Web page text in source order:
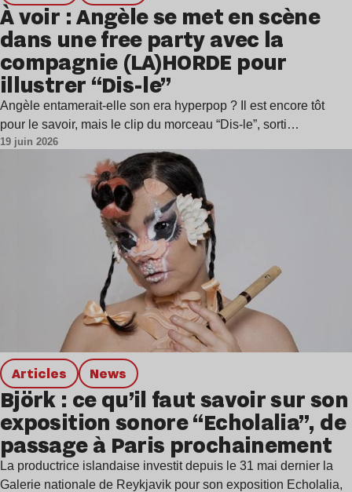
À voir : Angèle se met en scène
dans une free party avec la
compagnie (LA)HORDE pour
illustrer “Dis-le”
Angèle entamerait-elle son era hyperpop ? Il est encore tôt
pour le savoir, mais le clip du morceau “Dis-le”, sorti…
19 juin 2026
Articles news
Björk : ce qu’il faut savoir sur son
exposition sonore “Echolalia”, de
passage à Paris prochainement
La productrice islandaise investit depuis le 31 mai dernier la
Galerie nationale de Reykjavik pour son exposition Echolalia,